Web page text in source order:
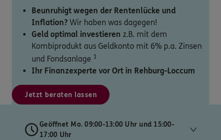
Beunruhigt wegen der Rentenlücke und
Inflation? Wir haben was dagegen!
Geld optimal investieren z.B. mit dem
Kombiprodukt aus Geldkonto mit 6% p.a. Zinsen
und Fondsanlage 1
Ihr Finanzexperte vor Ort in Rehburg-Loccum
Jetzt beraten lassen
Geöffnet Mo. 09:00-13:00 Uhr und 15:00-
17:00 Uhr